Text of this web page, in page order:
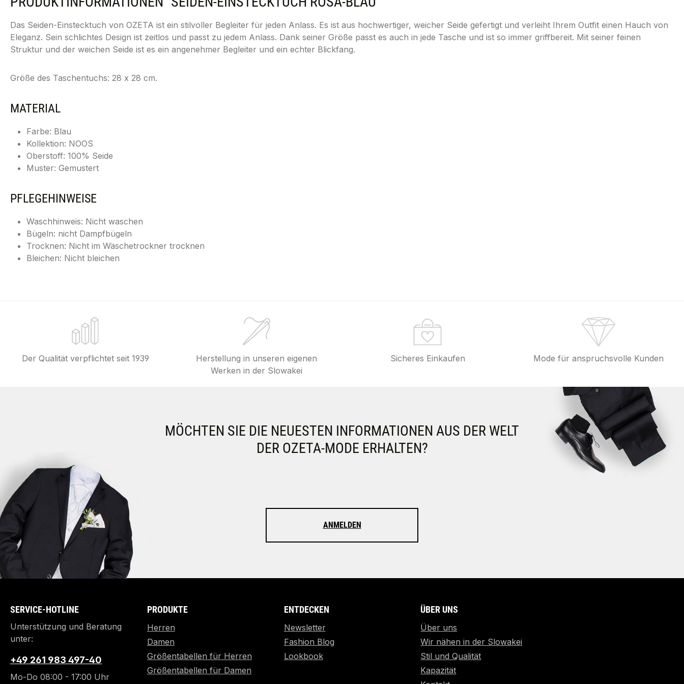
Das Seiden-Einstecktuch von OZETA ist ein stilvoller Begleiter für jeden Anlass. Es ist aus hochwertiger, weicher Seide gefertigt und verleiht Ihrem Outfit einen Hauch von
Eleganz. Sein schlichtes Design ist zeitlos und passt zu jedem Anlass. Dank seiner Größe passt es auch in jede Tasche und ist so immer griffbereit. Mit seiner feinen
Struktur und der weichen Seide ist es ein angenehmer Begleiter und ein echter Blickfang.
Größe des Taschentuchs: 28 x 28 cm.
MATERIAL
Farbe: Blau
Kollektion: NOOS
Oberstoff: 100% Seide
Muster: Gemustert
PFLEGEHINWEISE
Waschhinweis: Nicht waschen
Bügeln: nicht Dampfbügeln
Trocknen: Nicht im Wäschetrockner trocknen
Bleichen: Nicht bleichen
Der Qualität verpflichtet seit 1939
Herstellung in unseren eigenen
Werken in der Slowakei
Sicheres Einkaufen Mode für anspruchsvolle Kunden
MÖCHTEN SIE DIE NEUESTEN INFORMATIONEN AUS DER WELT
DER OZETA-MODE ERHALTEN?
ANMELDEN
SERVICE-HOTLINE
Unterstützung und Beratung
unter:
+49 261 983 497-40
Mo-Do 08:00 - 17:00 Uhr
PRODUKTE
Herren
Damen
Größentabellen für Herren
Größentabellen für Damen
ENTDECKEN
Newsletter
Fashion Blog
Lookbook
ÜBER UNS
Über uns
Wir nähen in der Slowakei
Stil und Qualität
Kapazität